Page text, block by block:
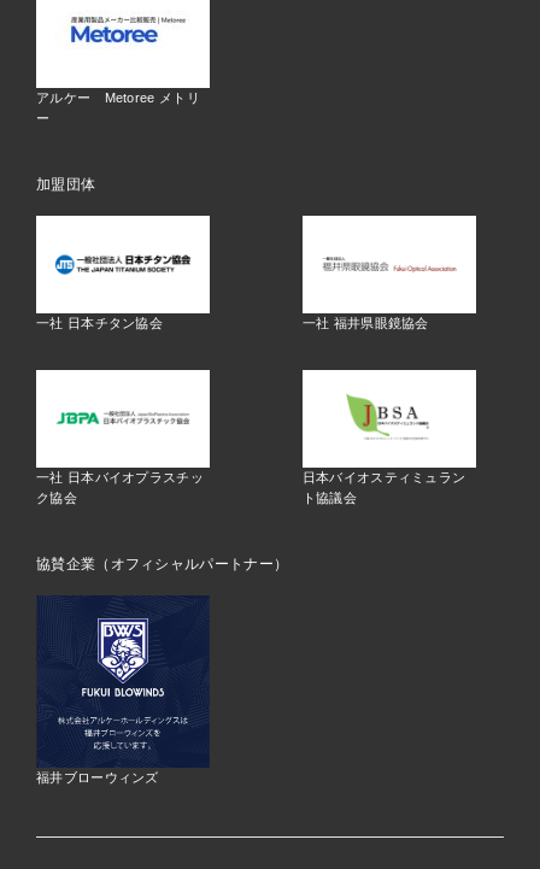
アルケー Metoree メトリ
ー
加盟団体
一社 日本チタン協会 一社 福井県眼鏡協会
一社 日本バイオプラスチッ
ク協会
日本バイオスティミュラン
ト協議会
協賛企業（オフィシャルパートナー）
福井ブローウィンズ